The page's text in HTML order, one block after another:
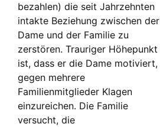
bezahlen) die seit Jahrzehnten
intakte Beziehung zwischen der
Dame und der Familie zu
zerstören. Trauriger Höhepunkt
ist, dass er die Dame motiviert,
gegen mehrere
Familienmitglieder Klagen
einzureichen. Die Familie
versucht, die